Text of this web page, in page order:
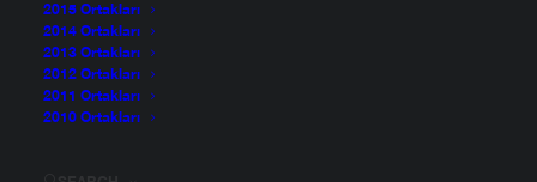
2015 Ortakları
2014 Ortakları
2013 Ortakları
2012 Ortakları
2011 Ortakları
2010 Ortakları